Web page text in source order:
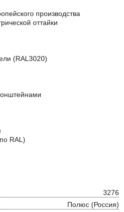
производства
оттайки
(RAL3020)
RAL)
3276
Полюс (Россия)